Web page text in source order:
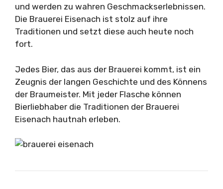
und werden zu wahren Geschmackserlebnissen.
Die Brauerei Eisenach ist stolz auf ihre
Traditionen und setzt diese auch heute noch
fort.
Jedes Bier, das aus der Brauerei kommt, ist ein
Zeugnis der langen Geschichte und des Könnens
der Braumeister. Mit jeder Flasche können
Bierliebhaber die Traditionen der Brauerei
Eisenach hautnah erleben.